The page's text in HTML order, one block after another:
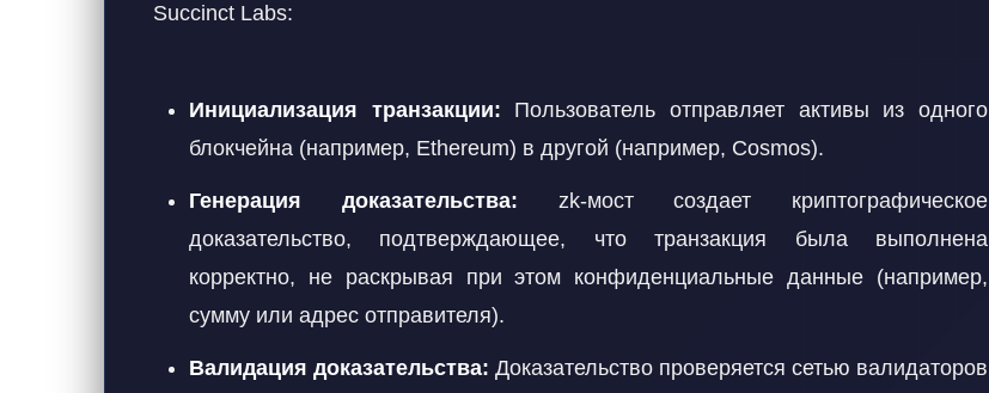
Succinct Labs:
Инициализация транзакции: Пользователь отправляет активы из одного
блокчейна (например, Ethereum) в другой (например, Cosmos).
Генерация доказательства: zk-мост создает криптографическое
доказательство, подтверждающее, что транзакция была выполнена
корректно, не раскрывая при этом конфиденциальные данные (например,
сумму или адрес отправителя).
Валидация доказательства: Доказательство проверяется сетью валидаторов